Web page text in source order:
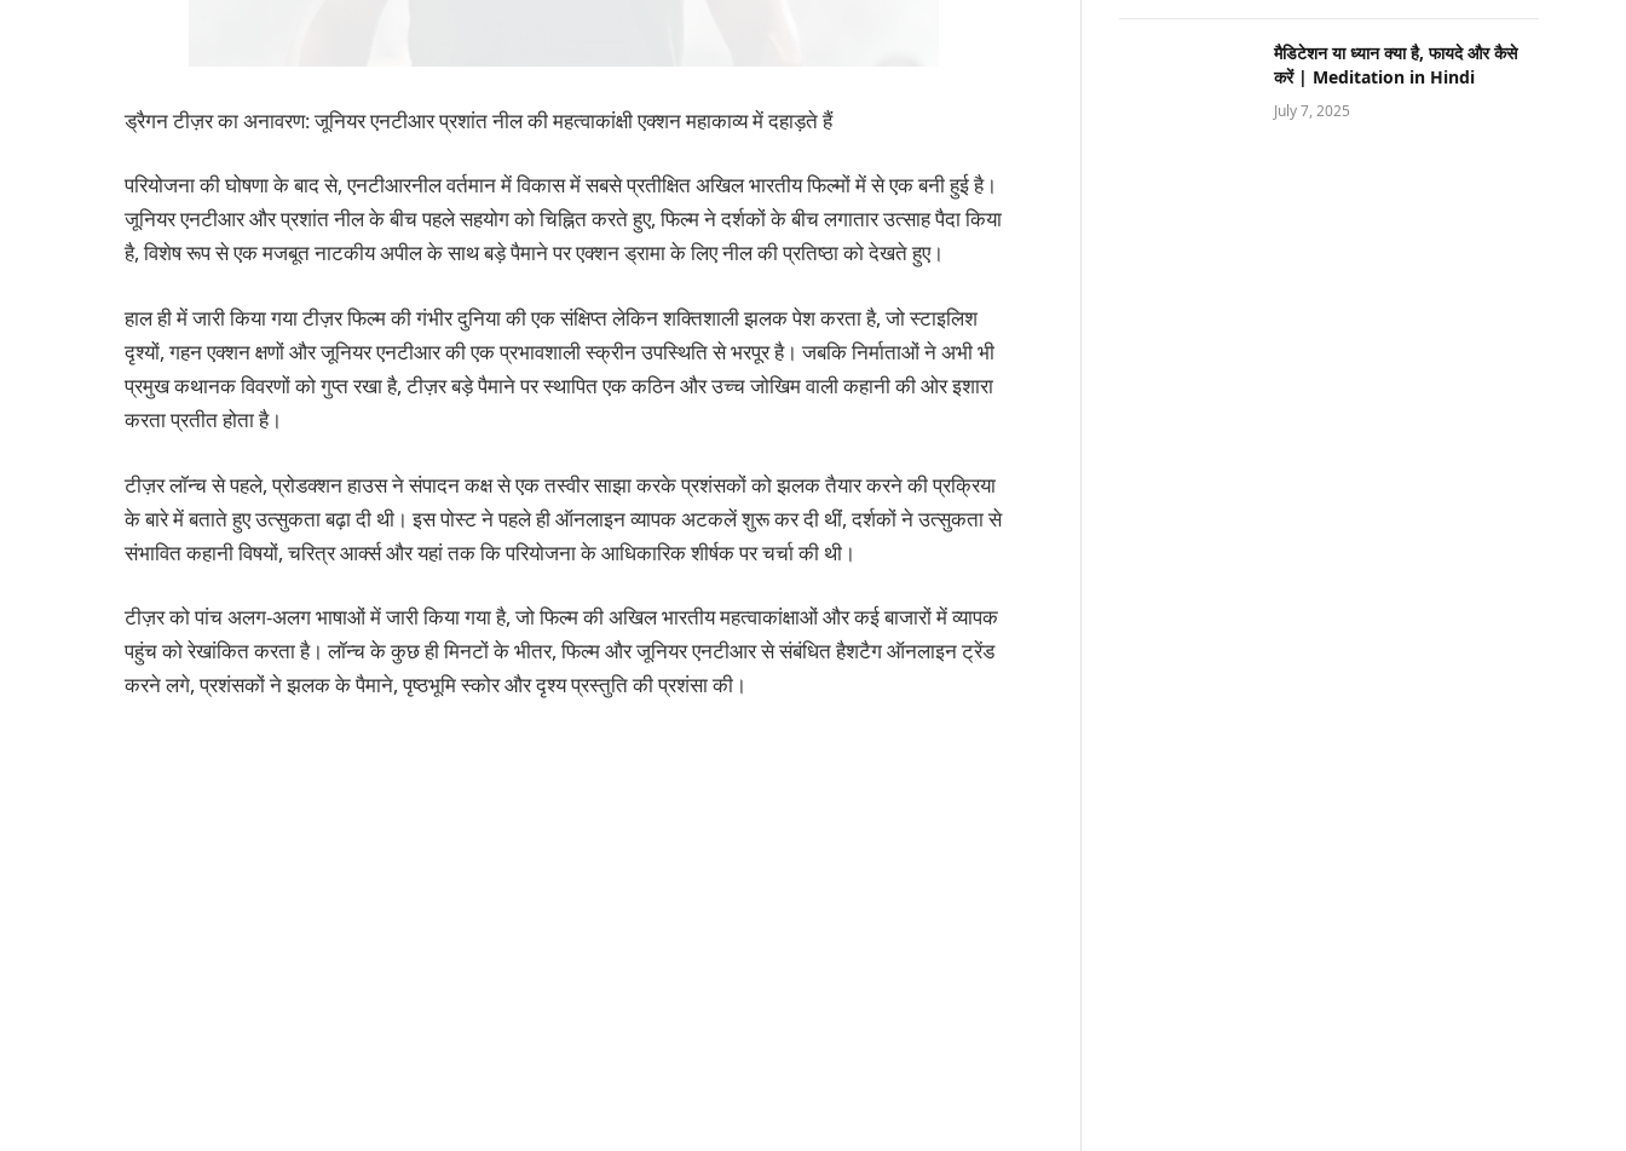
ड्रैगन टीज़र का अनावरण: जूनियर एनटीआर प्रशांत नील की महत्वाकांक्षी एक्शन महाकाव्य में दहाड़ते हैं
परियोजना की घोषणा के बाद से, एनटीआरनील वर्तमान में विकास में सबसे प्रतीक्षित अखिल भारतीय फिल्मों में से एक बनी हुई है।
जूनियर एनटीआर और प्रशांत नील के बीच पहले सहयोग को चिह्नित करते हुए, फिल्म ने दर्शकों के बीच लगातार उत्साह पैदा किया
है, विशेष रूप से एक मजबूत नाटकीय अपील के साथ बड़े पैमाने पर एक्शन ड्रामा के लिए नील की प्रतिष्ठा को देखते हुए।
हाल ही में जारी किया गया टीज़र फिल्म की गंभीर दुनिया की एक संक्षिप्त लेकिन शक्तिशाली झलक पेश करता है, जो स्टाइलिश
दृश्यों, गहन एक्शन क्षणों और जूनियर एनटीआर की एक प्रभावशाली स्क्रीन उपस्थिति से भरपूर है। जबकि निर्माताओं ने अभी भी
प्रमुख कथानक विवरणों को गुप्त रखा है, टीज़र बड़े पैमाने पर स्थापित एक कठिन और उच्च जोखिम वाली कहानी की ओर इशारा
करता प्रतीत होता है।
टीज़र लॉन्च से पहले, प्रोडक्शन हाउस ने संपादन कक्ष से एक तस्वीर साझा करके प्रशंसकों को झलक तैयार करने की प्रक्रिया
के बारे में बताते हुए उत्सुकता बढ़ा दी थी। इस पोस्ट ने पहले ही ऑनलाइन व्यापक अटकलें शुरू कर दी थीं, दर्शकों ने उत्सुकता से
संभावित कहानी विषयों, चरित्र आर्क्स और यहां तक ​​​​कि परियोजना के आधिकारिक शीर्षक पर चर्चा की थी।
टीज़र को पांच अलग-अलग भाषाओं में जारी किया गया है, जो फिल्म की अखिल भारतीय महत्वाकांक्षाओं और कई बाजारों में व्यापक
पहुंच को रेखांकित करता है। लॉन्च के कुछ ही मिनटों के भीतर, फिल्म और जूनियर एनटीआर से संबंधित हैशटैग ऑनलाइन ट्रेंड
करने लगे, प्रशंसकों ने झलक के पैमाने, पृष्ठभूमि स्कोर और दृश्य प्रस्तुति की प्रशंसा की।
मैडिटेशन या ध्यान क्या है, फायदे और कैसे
करें | Meditation in Hindi
July 7, 2025